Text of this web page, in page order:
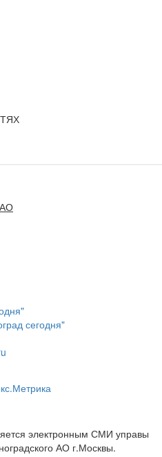
сегодня"
электронным СМИ управы
АО г.Москвы.